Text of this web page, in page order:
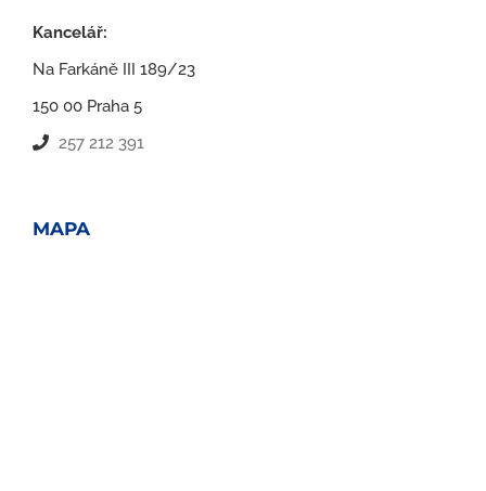
Kancelář:
Na Farkáně III 189/23
150 00 Praha 5
257 212 391
MAPA